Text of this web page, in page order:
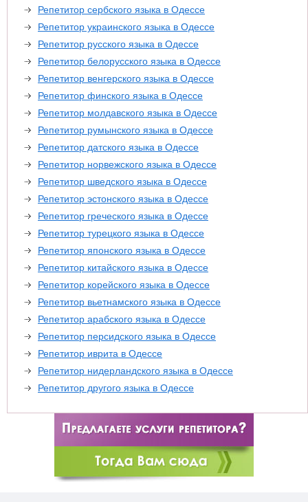
Репетитор сербского языка в Одессе
Репетитор украинского языка в Одессе
Репетитор русского языка в Одессе
Репетитор белорусского языка в Одессе
Репетитор венгерского языка в Одессе
Репетитор финского языка в Одессе
Репетитор молдавского языка в Одессе
Репетитор румынского языка в Одессе
Репетитор датского языка в Одессе
Репетитор норвежского языка в Одессе
Репетитор шведского языка в Одессе
Репетитор эстонского языка в Одессе
Репетитор греческого языка в Одессе
Репетитор турецкого языка в Одессе
Репетитор японского языка в Одессе
Репетитор китайского языка в Одессе
Репетитор корейского языка в Одессе
Репетитор вьетнамского языка в Одессе
Репетитор арабского языка в Одессе
Репетитор персидского языка в Одессе
Репетитор иврита в Одессе
Репетитор нидерландского языка в Одессе
Репетитор другого языка в Одессе